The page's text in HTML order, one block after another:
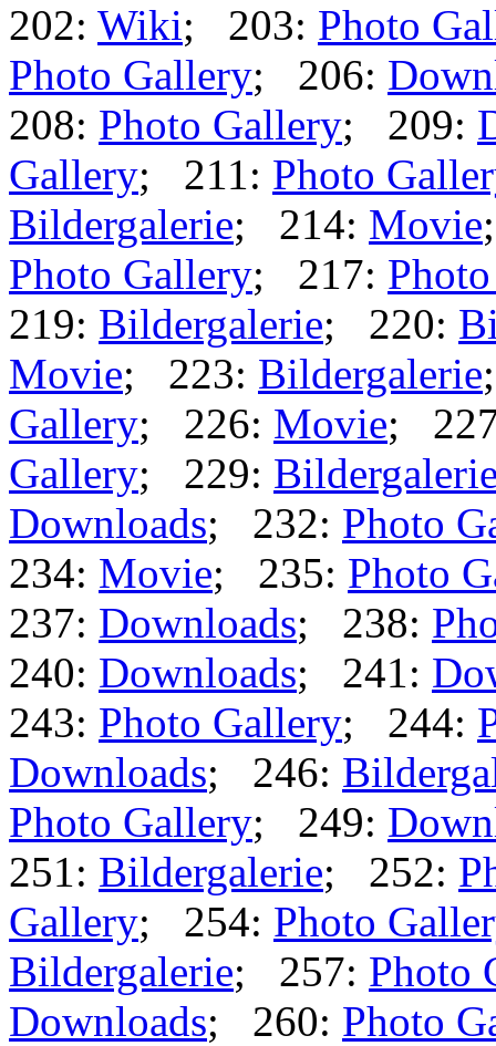
202: Wiki; 203: Photo
Photo Gallery; 206:
208: Photo Gallery; 209:
Gallery; 211: Photo
Bildergalerie; 214: Movie
Photo Gallery; 217:
219: Bildergalerie; 220:
Movie; 223: Bildergalerie
Gallery; 226: Movie;
Gallery; 229:
Downloads; 232: Photo
234: Movie; 235: Photo
237: Downloads; 238:
240: Downloads; 241:
243: Photo Gallery; 244:
Downloads; 246:
Photo Gallery; 249:
251: Bildergalerie; 252:
Gallery; 254: Photo
Bildergalerie; 257: Photo
Downloads; 260: Photo